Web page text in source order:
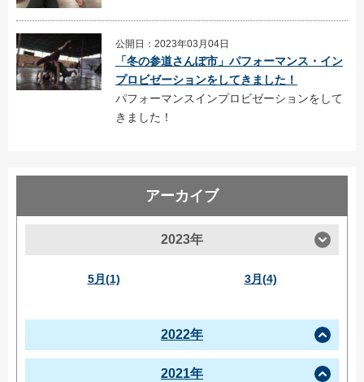
公開日：2023年03月04日
「冬の参道さんぽ市」パフォーマンス・イン
プロビゼーションをしてきました！
パフォーマンスインプロビゼーションをして
きました！
アーカイブ
2023年
5月(1) 3月(4)
2022年
2021年